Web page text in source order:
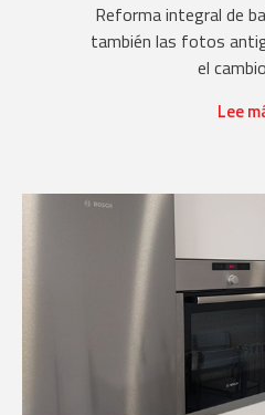
Reforma integral de
también las fotos
el
Lee